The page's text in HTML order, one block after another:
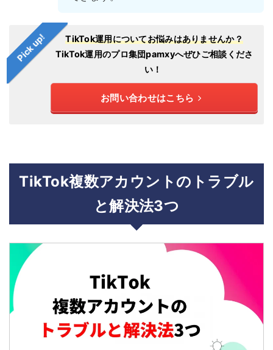
Pick up!
TikTok運用についてお悩みはありませんか？
TikTok運用のプロ集団pamxyへぜひご相談くださ
い！
お問い合わせはこちら
TikTok複数アカウントのトラブル
と解決法3つ